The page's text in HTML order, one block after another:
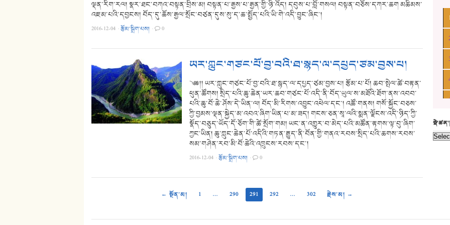
ལྡན་རིག་རལ། སྣར་ཐང་བཀའ་བསྟན་བྲིས་མ། བསྟན་པ་རྒྱས་པ་རྒྱན་གྱི་ཉི་འོད། དབུས་པ་བློ་གསལ། བསྟན་བཅོས་དཀར་ཆག མཆིམས་
འཇམ་པའི་དབྱངས། བོད་དུ་ཆོས་རྒྱལ་སྲོང་བཙན་དུས་སུ་ད་ཆ་སྤྱོད་པའི་ཡི་གེ་འདི་བྱུང་ཞིང༌།
2016-12-04 ·རྩོམ་སྒྲིག་པས། · 0
ཡར་ཀླུང་གཙང་པོ་བྱ་བའི་ཐ་སྙད་ལ་དཔྱད་ཙམ་བྱས་པ།
༄༅།། ཡར་ཀླུང་གཙང་པོ་བྱ་བའི་ཐ་སྙད་ལ་དཔྱད་ཙམ་བྱས་པ། རྩོམ་པ་པོ། ཆབ་སྤེལ་ཚེ་བརྟན་
ཕུན་ཚོགས། སྲིད་པའི་ཆུ་ཆེན་ཡར་ཆབ་གཙང་པོ་འདི་ནི་བོད་ཡུལ་ས་མཐོའི་ཐོག་ནས་འབབ་
པའི་ཆུ་བོ་ཆེ་ཤོས་དེ་ཡིན་ལ། བོད་མི་རིགས་འབྱུང་འཕེལ་དང་། འཚོ་གནས། གསོ་སྐྱོང་བཅས་
ཀྱི་བྱམས་ལྡན་སྐྱེད་མ་འབའ་ཞིག་ཡིན་པ་མ་ཟད། གངས་ཅན་སཱ་ལའི་སྨན་ལྗོངས་འདི་ཉིད་ཀྱི་
སྣོད་བཅུད་ཡོད་དོ་ཅོག་གི་ཚེ་སྲོག་གམ། ཡང་ན་འགྱུར་བ་མེད་པའི་མཚོན་རྟགས་ལྟ་བུ་ཞིག་
ཀྱང་ཡིན། ཆུ་ཀླུང་ཆེན་པོ་འདིའི་གཏན་རྒྱུད་ནི་བོན་གྱི་གནའ་རབས་སྲིད་པའི་ཆགས་རབས་
སམ་གཤེན་རབ་མི་བོ་ཆེའི་འཁྲུངས་རབས་དང་།
2016-12-04 ·རྩོམ་སྒྲིག་པས། · 0
← སྔོན་མ། 1 … 290 291 292 … 302 རྗེས་མ། →